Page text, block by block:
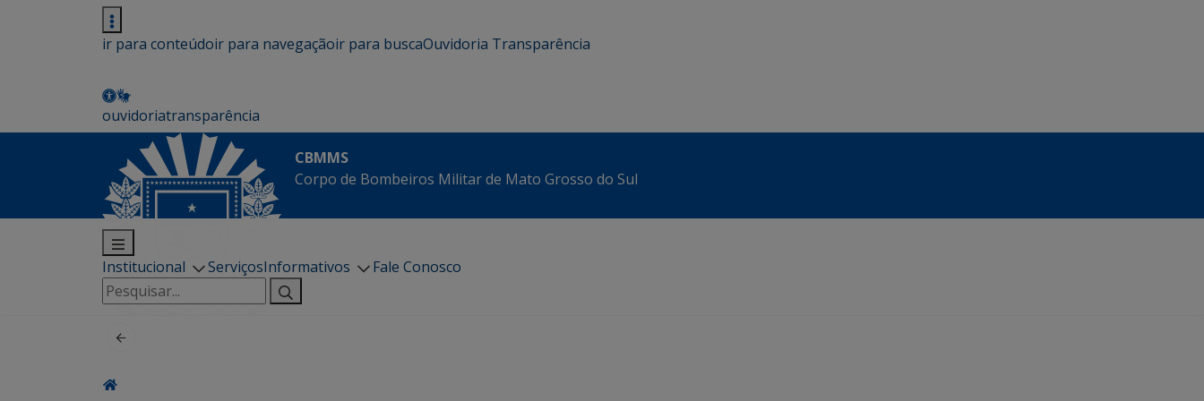
ir para conteúdoir para navegaçãoir para buscaOuvidoria Transparência
ouvidoriatransparência
CBMMS
Corpo de Bombeiros Militar de Mato Grosso do Sul
Institucional ServiçosInformativos
Fale Conosco
Pesquisar
por: